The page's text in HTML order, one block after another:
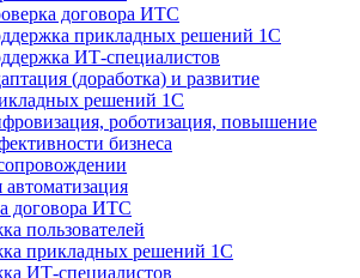
договора ИТС
прикладных решений 1С
ИТ-специалистов
(доработка) и развитие
решений 1С
роботизация, повышение
бизнеса
автоматизация
договора ИТС
пользователей
прикладных решений 1С
ИТ-специалистов